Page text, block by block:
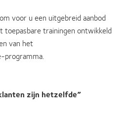
voor u een uitgebreid aanbod
toepasbare trainingen ontwikkeld
van het
programma.
zijn hetzelfde”